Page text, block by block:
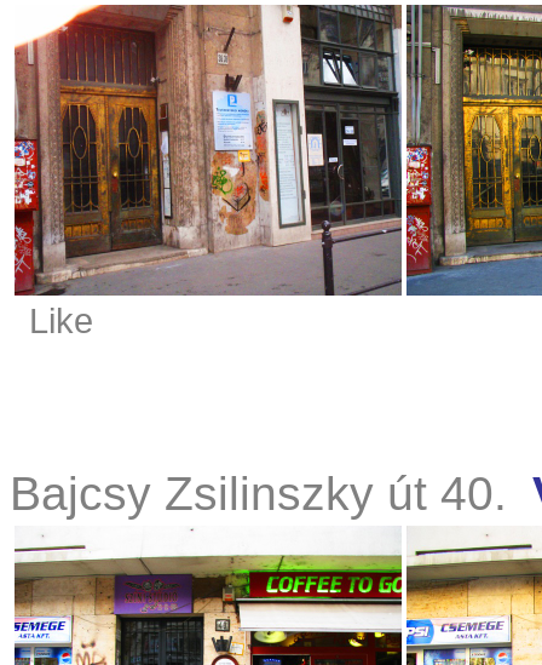
Like
Bajcsy Zsilinszky út 40.